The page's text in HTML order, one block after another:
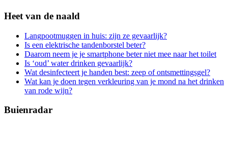
Heet van de naald
Langpootmuggen in huis: zijn ze gevaarlijk?
Is een elektrische tandenborstel beter?
Daarom neem je je smartphone beter niet mee naar het toilet
Is ‘oud’ water drinken gevaarlijk?
Wat desinfecteert je handen best: zeep of ontsmettingsgel?
Wat kan je doen tegen verkleuring van je mond na het drinken
van rode wijn?
Buienradar